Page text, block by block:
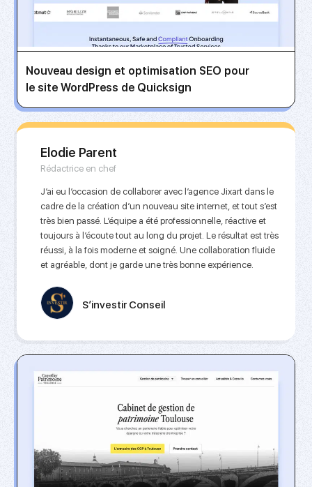
Nouveau design et optimisation SEO pour
le site WordPress de Quicksign
Elodie Parent
Rédactrice en chef
J’ai eu l’occasion de collaborer avec l’agence Jixart dans le
cadre de la création d’un nouveau site internet, et tout s’est
très bien passé. L’équipe a été professionnelle, réactive et
toujours à l’écoute tout au long du projet. Le résultat est très
réussi, à la fois moderne et soigné. Une collaboration fluide
et agréable, dont je garde une très bonne expérience.
S’investir Conseil